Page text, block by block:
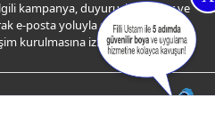
kampanya, duyuru, hizmetler ve
e-posta yoluyla şahsıma
kurulmasına izin veriyorum.